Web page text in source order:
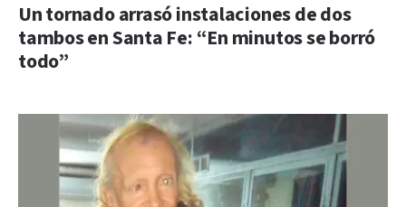
Un tornado arrasó instalaciones de dos
tambos en Santa Fe: “En minutos se borró
todo”